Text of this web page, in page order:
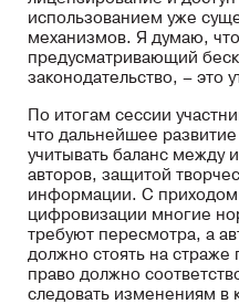
использованием уже
механизмов. Я думаю,
предусматривающий
законодательство, – это
По итогам сессии
что дальнейшее
учитывать баланс между
авторов, защитой
информации. С приходом
цифровизации многие
требуют пересмотра, а
должно стоять на страже
право должно
следовать изменениям в